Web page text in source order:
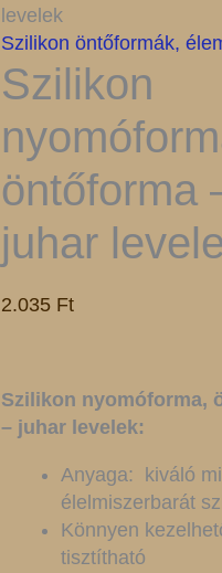
levelek
Szilikon öntőformák,
Szilikon
öntőforma
juhar
2.035 Ft
Szilikon nyomóforma,
– juhar levelek:
Anyaga: kiváló
élelmiszerbarát
Könnyen
tisztítható